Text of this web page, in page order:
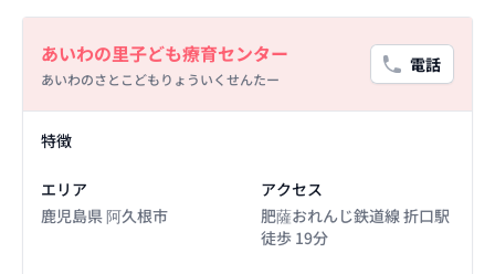
あいわの里子ども療育センター
あいわのさとこどもりょういくせんたー
電話
特徴
エリア
鹿児島県 阿久根市
アクセス
肥薩おれんじ鉄道線 折口駅
徒歩 19分